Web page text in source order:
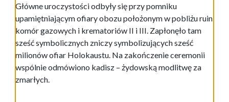
Główne uroczystości odbyły się przy pomniku
upamiętniającym ofiary obozu położonym w pobliżu ruin
komór gazowych i krematoriów II i III. Zapłonęło tam
sześć symbolicznych zniczy symbolizujących sześć
milionów ofiar Holokaustu. Na zakończenie ceremonii
wspólnie odmówiono kadisz – żydowską modlitwę za
zmarłych.